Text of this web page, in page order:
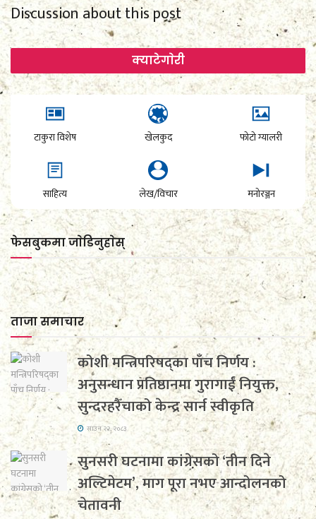
Discussion about this post
क्याटेगाेरी
टाकुरा विशेष खेलकुद फोटो ग्यालरी
साहित्य लेख/विचार मनोरञ्जन
फेसबुकमा जाेडिनुहाेस्
ताजा समाचार
कोशी मन्त्रिपरिषद्का पाँच निर्णय :
अनुसन्धान प्रतिष्ठानमा गुरागाईं नियुक्त,
सुन्दरहरैँचाको केन्द्र सार्न स्वीकृति
साउन २२, २०८३
सुनसरी घटनामा कांग्रेसको ‘तीन दिने
अल्टिमेटम’, माग पूरा नभए आन्दोलनको
चेतावनी